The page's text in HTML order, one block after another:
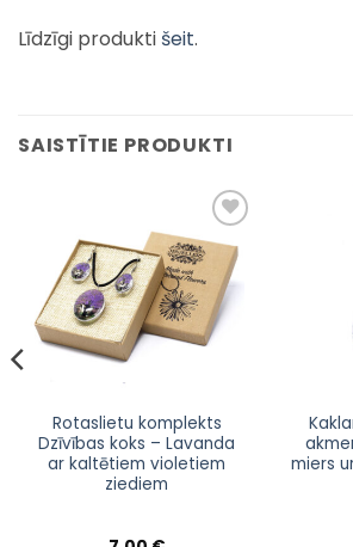
Līdzīgi produkti šeit.
SAISTĪTIE PRODUKTI
Pievienot
sarakstam
Rotaslietu komplekts
Dzīvības koks – Lavanda
ar kaltētiem violetiem
ziediem
miers